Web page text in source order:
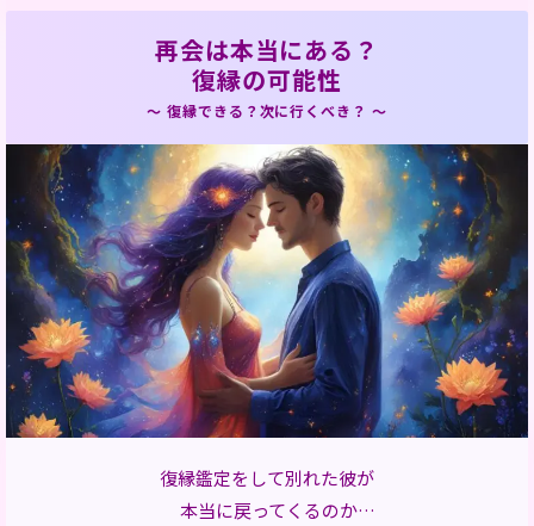
再会は本当にある？
復縁の可能性
～ 復縁できる？次に行くべき？ ～
復縁鑑定をして別れた彼が
本当に戻ってくるのか…